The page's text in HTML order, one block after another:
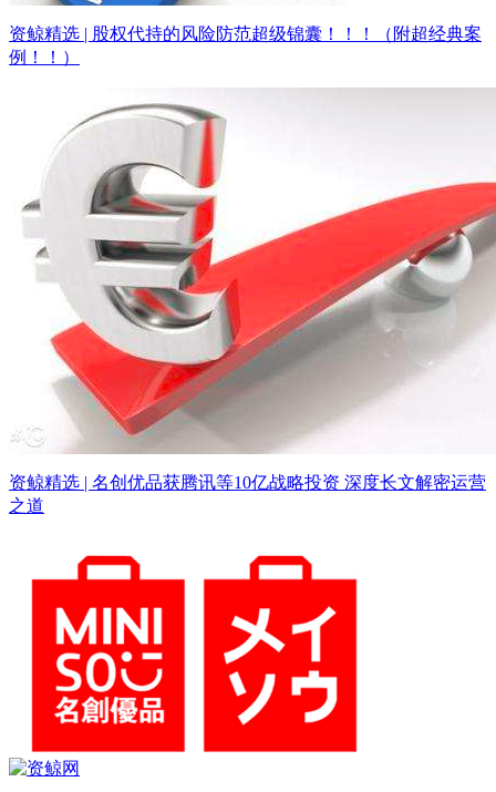
资鲸精选 | 股权代持的风险防范超级锦囊！！！（附超经典案
例！！）
资鲸精选 | 名创优品获腾讯等10亿战略投资 深度长文解密运营
之道